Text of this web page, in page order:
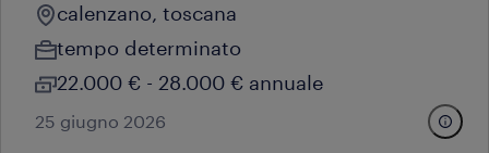
calenzano, toscana
tempo determinato
22.000 € - 28.000 € annuale
25 giugno 2026